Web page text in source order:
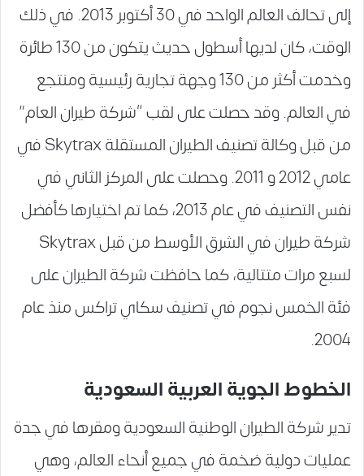
إلى تحالف العالم الواحد في 30 أكتوبر 2013. في ذلك
الوقت، كان لديها أسطول حديث يتكون من 130 طائرة
وخدمت أكثر من 130 وجهة تجارية رئيسية ومنتجع
في العالم. وقد حصلت على لقب “شركة طيران العام”
من قبل وكالة تصنيف الطيران المستقلة Skytrax في
عامي 2012 و 2011. وحصلت على المركز الثاني في
نفس التصنيف في عام 2013، كما تم اختيارها كأفضل
شركة طيران في الشرق الأوسط من قبل Skytrax
لسبع مرات متتالية، كما حافظت شركة الطيران على
فئة الخمس نجوم في تصنيف سكاي تراكس منذ عام
2004.
الخطوط الجوية العربية السعودية
تدير شركة الطيران الوطنية السعودية ومقرها في جدة
عمليات دولية ضخمة في جميع أنحاء العالم، وهي